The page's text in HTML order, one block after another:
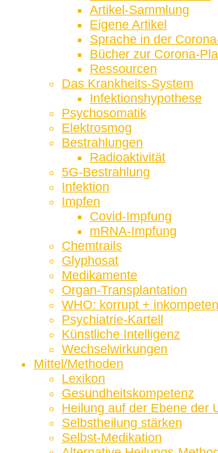
Artikel-Sammlung
Eigene Artikel
Sprache in der
Bücher zur Corona-
Ressourcen
Das Krankheits-System
Infektionshypothese
Psychosomatik
Elektrosmog
Bestrahlungen
Radioaktivität
5G-Bestrahlung
Infektion
Impfen
Covid-Impfung
mRNA-Impfung
Chemtrails
Glyphosat
Medikamente
Organ-Transplantation
WHO: korrupt +
Psychiatrie-Kartell
Künstliche Intelligenz
Wechselwirkungen
Mittel/Methoden
Lexikon
Gesundheitskompetenz
Heilung auf der Ebene der
Selbstheilung stärken
Selbst-Medikation